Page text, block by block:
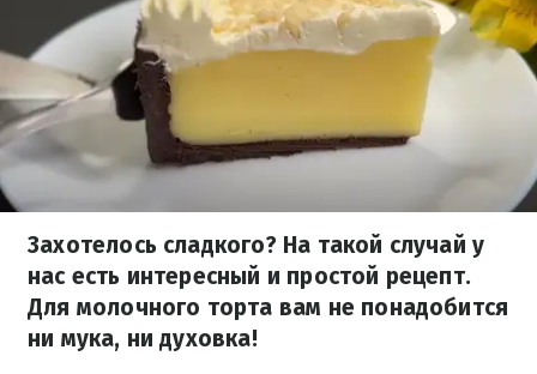
Захотелось сладкого? На такой случай у
нас есть интересный и простой рецепт.
Для молочного торта вам не понадобится
ни мука, ни духовка!